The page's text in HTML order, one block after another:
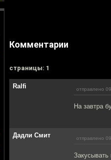
Комментарии
cтраницы: 1
Ralfi отправлено
На завтра
Дадли Смит отправлено
Закусывать